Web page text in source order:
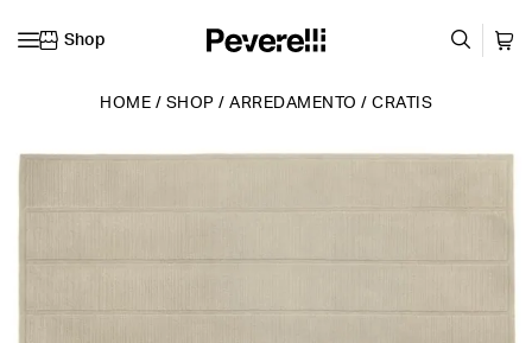
Shop
HOME / SHOP / ARREDAMENTO / CRATIS